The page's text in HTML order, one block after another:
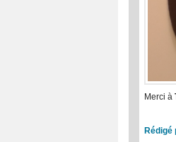
Merci à
Rédigé